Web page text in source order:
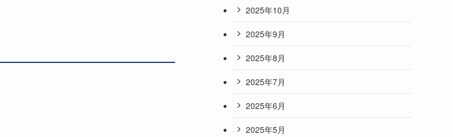
2025年10月
2025年9月
2025年8月
2025年7月
2025年6月
2025年5月